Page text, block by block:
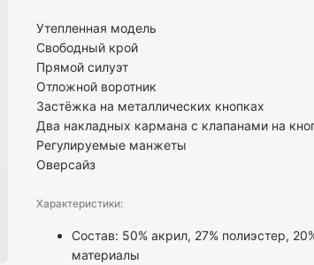
Утепленная модель
Свободный крой
Прямой силуэт
Отложной воротник
Застёжка на металлических кнопках
Два накладных кармана с клапанами на
Регулируемые манжеты
Оверсайз
Характеристики:
Состав: 50% акрил, 27% полиэстер,
материалы